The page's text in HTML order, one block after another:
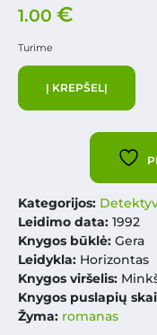
1.00 €
Turime
Į KREPŠELĮ
Kategorijos:
Leidimo data: 1992
Knygos būklė: Gera
Leidykla: Horizontas
Knygos viršelis:
Knygos puslapių
Žyma: romanas